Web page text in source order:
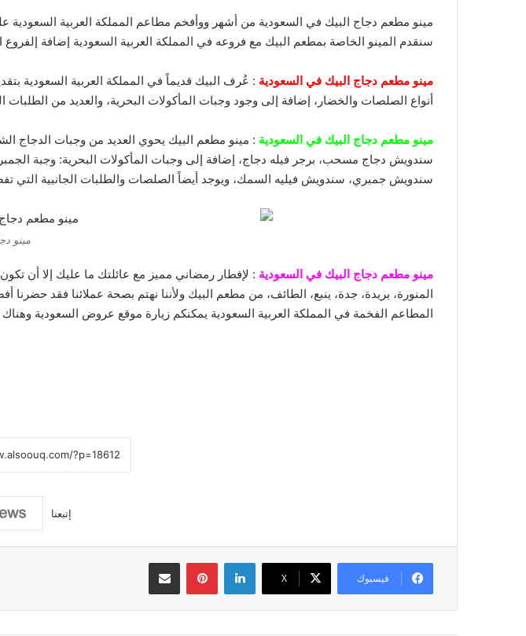
مينو مطعم دجاج البيك في السعودية من أشهر ووأفخم مطاعم المملكة العربية السعودية
سنقدم المينو الخاصة بمطعم البيك مع فروعه في المملكة العربية السعودية إضافة
مينو مطعم دجاج البيك في السعودية : عُرف البيك قديماً في المملكة العربية السعودية
أنواع الصلصات والخضار، إضافة إلى وجود وجبات المأكولات البحرية، والعديد من الطلبات
مينو مطعم دجاج البيك في السعودية : مينو مطعم البيك يحوي العديد من وجبات الدجاج
سندويش دجاج مسحب، برجر فيله دجاج، إضافة إلى وجبات المأكولات البحرية: وجبة
سندويش جمبري، سندويش فيليه السمك، ويوجد أيضاً الصلصات والطلبات الجانبية التي
مينو
مينو مطعم دجاج البيك في السعودية : لإفطار رمضاني مميز مع عائلتك ما عليك إلا أن
المنورة، بريدة، جدة، ينبع، الطائف، من مطعم البيك ولأننا نهتم بصحة عملائنا فقد
المطاعم الفخمة في المملكة العربية السعودية يمكنكم زيارة موقع عروض السعودية
إتبعنا
فيسبوك ‫X
لينكدإن بينتيريستمشاركة عبر البريد